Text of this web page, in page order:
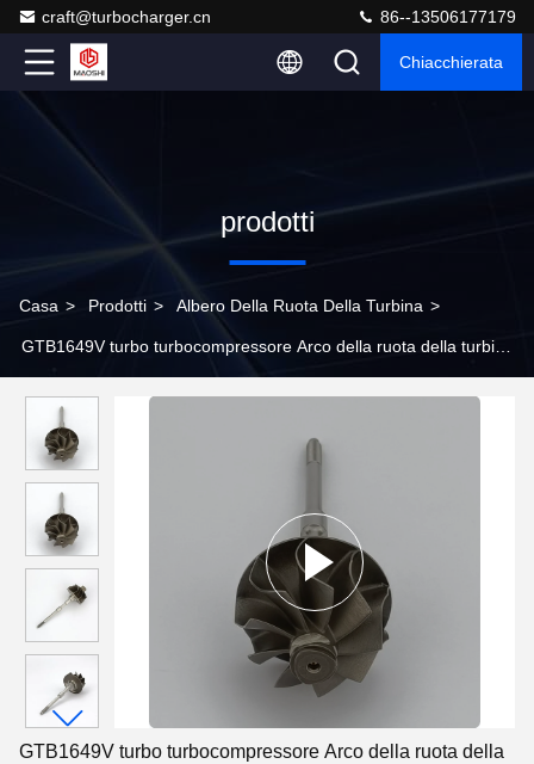
craft@turbocharger.cn 86--13506177179
Chiacchierata
prodotti
Casa > Prodotti > Albero Della Ruota Della Turbina >
GTB1649V turbo turbocompressore Arco della ruota della turbina
GTB1649V turbo turbocompressore Arco della ruota della